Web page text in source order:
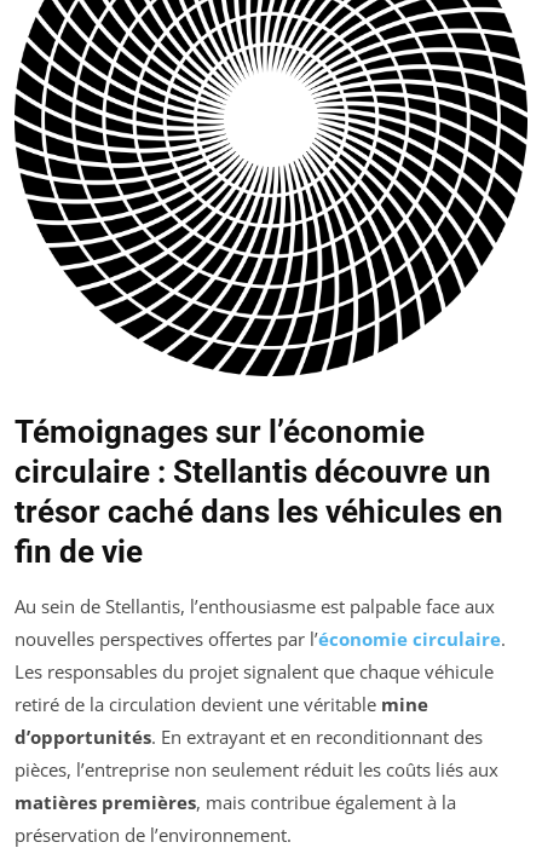
Témoignages sur l’économie
circulaire : Stellantis découvre un
trésor caché dans les véhicules en
fin de vie
Au sein de Stellantis, l’enthousiasme est palpable face aux
nouvelles perspectives offertes par l’économie circulaire.
Les responsables du projet signalent que chaque véhicule
retiré de la circulation devient une véritable mine
d’opportunités. En extrayant et en reconditionnant des
pièces, l’entreprise non seulement réduit les coûts liés aux
matières premières, mais contribue également à la
préservation de l’environnement.